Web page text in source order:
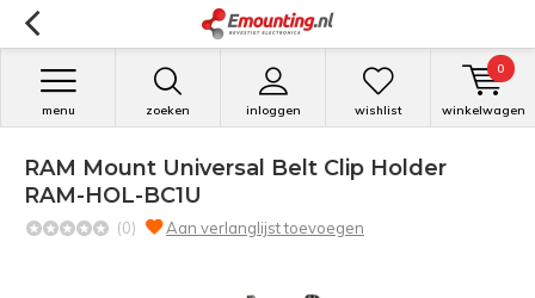
zoeken inloggen
menu wishlist winkelwagen
0
RAM Mount Universal Belt Clip Holder
RAM-HOL-BC1U
(0) Aan verlanglijst toevoegen